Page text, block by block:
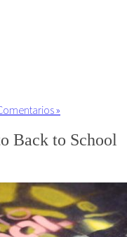
»
Back to School